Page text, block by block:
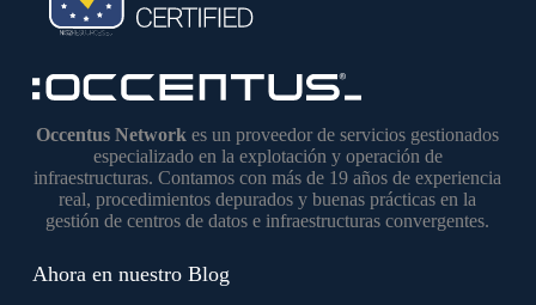
Occentus Network es un proveedor de servicios gestionados
especializado en la explotación y operación de
infraestructuras. Contamos con más de 19 años de experiencia
real, procedimientos depurados y buenas prácticas en la
gestión de centros de datos e infraestructuras convergentes.
Ahora en nuestro Blog